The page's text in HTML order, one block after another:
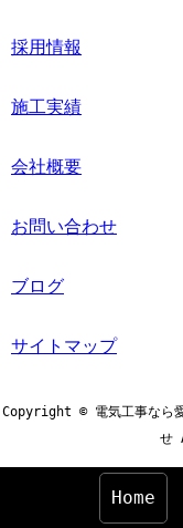
採用情報
施工実績
会社概要
お問い合わせ
ブログ
サイトマップ
Copyright © 電気工事なら愛
せ
Home